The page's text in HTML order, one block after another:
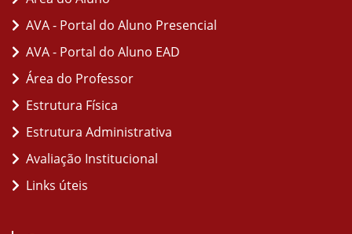
AVA - Portal do Aluno Presencial
AVA - Portal do Aluno EAD
Área do Professor
Estrutura Física
Estrutura Administrativa
Avaliação Institucional
Links úteis